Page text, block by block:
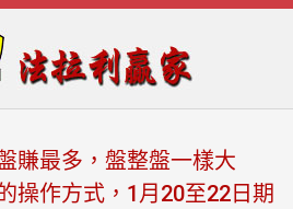
賺最多，盤整盤一樣大
操作方式，1月20至22日期